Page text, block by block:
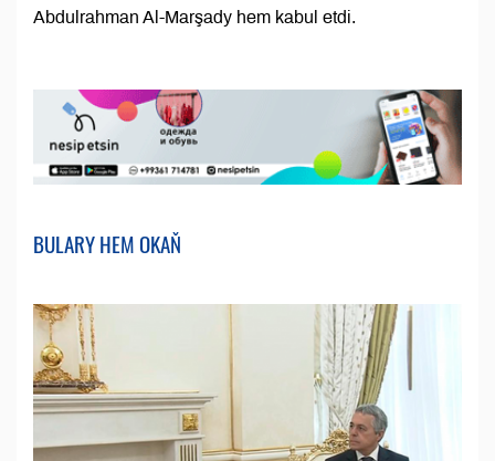
Abdulrahman Al-Marşady hem kabul etdi.
BULARY HEM OKAŇ